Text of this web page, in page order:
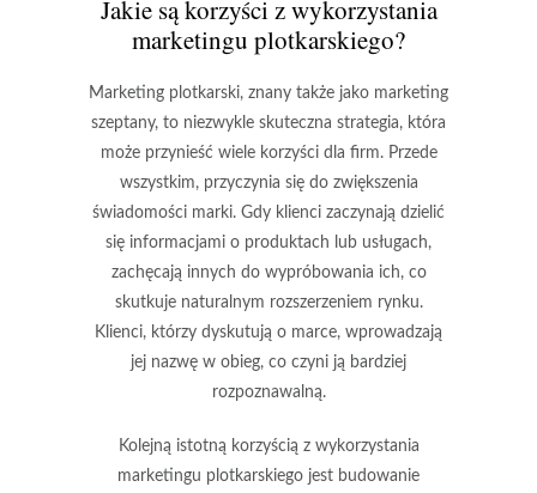
Jakie są korzyści z wykorzystania
marketingu plotkarskiego?
Marketing plotkarski, znany także jako marketing
szeptany, to niezwykle skuteczna strategia, która
może przynieść wiele korzyści dla firm. Przede
wszystkim, przyczynia się do zwiększenia
świadomości marki. Gdy klienci zaczynają dzielić
się informacjami o produktach lub usługach,
zachęcają innych do wypróbowania ich, co
skutkuje naturalnym rozszerzeniem rynku.
Klienci, którzy dyskutują o marce, wprowadzają
jej nazwę w obieg, co czyni ją bardziej
rozpoznawalną.
Kolejną istotną korzyścią z wykorzystania
marketingu plotkarskiego jest budowanie